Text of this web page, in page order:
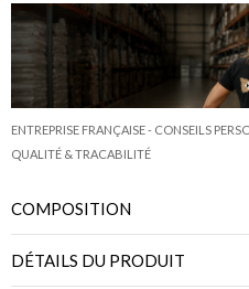
ENTREPRISE FRANÇAISE - CONSEILS
QUALITÉ & TRACABILITÉ
COMPOSITION
DÉTAILS DU PRODUIT